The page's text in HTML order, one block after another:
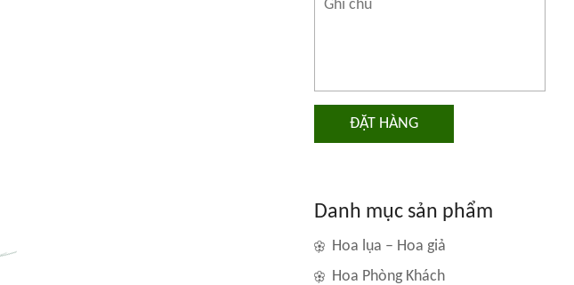
ĐẶT HÀNG
Danh mục sản phẩm
Hoa lụa – Hoa giả
Hoa Phòng Khách